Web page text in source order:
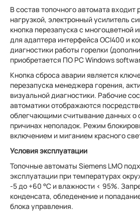
В состав топочного автомата входит
нагрузкой, электронный усилитель
кнопка перезапуска с многоцветной
для адаптера интерфейса OCI400 и
диагностики работы горелки
приобретается ПО PC Windows
Кнопка сброса аварии является
перезапуска менеджера горения,
визуальной диагностики. Рабочие
автоматики отображаются
облегчающими считывание данных о
причинах неполадок. Режим
включением и миганием красного
Условия эксплуатации
Топочные автоматы Siemens LMO
эксплуатации при температурах
-5 до +60 °C и влажности < 95%.
конденсата, обледенение и
блока управления.